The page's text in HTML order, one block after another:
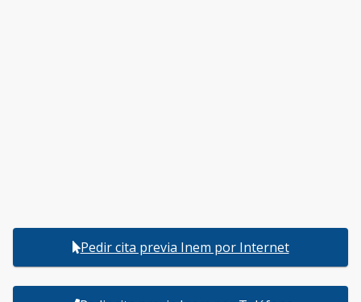
Pedir cita previa Inem por Internet